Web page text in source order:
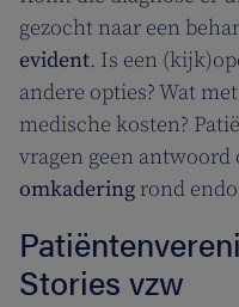
gezocht naar een
evident. Is een
andere opties? Wat
medische kosten?
vragen geen antwoord
omkadering rond
Stories vzw